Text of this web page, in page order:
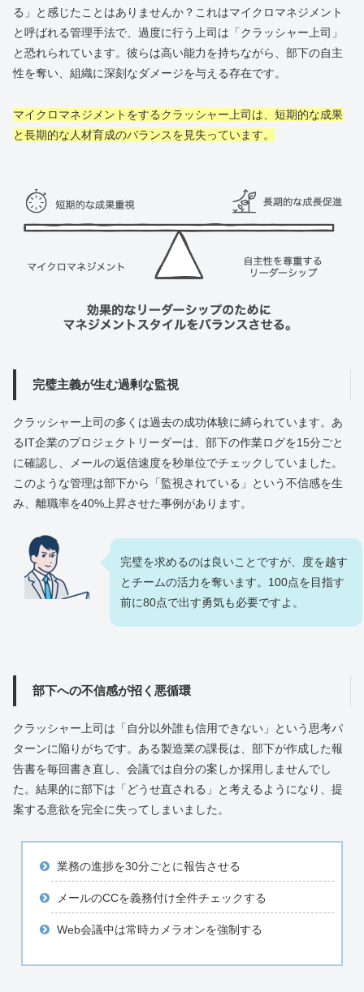
る」と感じたことはありませんか？これはマイクロマネジメント
と呼ばれる管理手法で、過度に行う上司は「クラッシャー上司」
と恐れられています。彼らは高い能力を持ちながら、部下の自主
性を奪い、組織に深刻なダメージを与える存在です。
マイクロマネジメントをするクラッシャー上司は、短期的な成果
と長期的な人材育成のバランスを見失っています。
完璧主義が生む過剰な監視
クラッシャー上司の多くは過去の成功体験に縛られています。あ
るIT企業のプロジェクトリーダーは、部下の作業ログを15分ごと
に確認し、メールの返信速度を秒単位でチェックしていました。
このような管理は部下から「監視されている」という不信感を生
み、離職率を40%上昇させた事例があります。
完璧を求めるのは良いことですが、度を越す
とチームの活力を奪います。100点を目指す
前に80点で出す勇気も必要ですよ。
部下への不信感が招く悪循環
クラッシャー上司は「自分以外誰も信用できない」という思考パ
ターンに陥りがちです。ある製造業の課長は、部下が作成した報
告書を毎回書き直し、会議では自分の案しか採用しませんでし
た。結果的に部下は「どうせ直される」と考えるようになり、提
案する意欲を完全に失ってしまいました。
業務の進捗を30分ごとに報告させる
メールのCCを義務付け全件チェックする
Web会議中は常時カメラオンを強制する